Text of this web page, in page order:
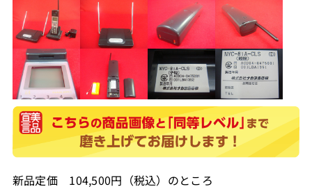
新品定価 104,500円（税込）のところ